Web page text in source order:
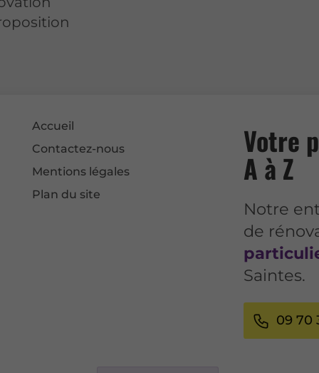
Accueil
Contactez-nous
Mentions légales
Plan du site
Votre
A à Z
Notre
de
Saintes.
09 70